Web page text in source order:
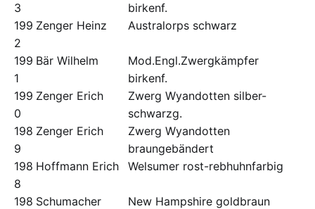
3
birkenf.
199
2
Zenger Heinz Australorps schwarz
199
1
Bär Wilhelm
Mod.Engl.Zwergkämpfer
birkenf.
199
0
Zenger Erich
Zwerg Wyandotten silber-
schwarzg.
198
9
Zenger Erich
Zwerg Wyandotten
braungebändert
198
8
Hoffmann Erich Welsumer rost-rebhuhnfarbig
198 Schumacher
New Hampshire goldbraun